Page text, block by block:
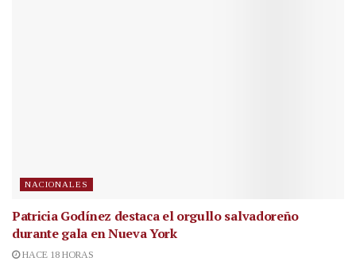
NACIONALES
Patricia Godínez destaca el orgullo salvadoreño
durante gala en Nueva York
HACE 18 HORAS